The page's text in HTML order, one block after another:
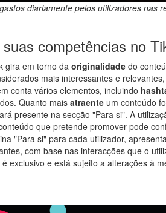
diariamente pelos utilizadores nas
competências no
gira em torno daoriginalidade do
mais interessantes e
conta vários elementos, incluindo
Quanto mais atraente um conteúdo
presente na secção "Para si". A
que pretende promover pode
"Para si" para cada utilizador,
com base nas interacções que o
exclusivo e está sujeito a alterações à